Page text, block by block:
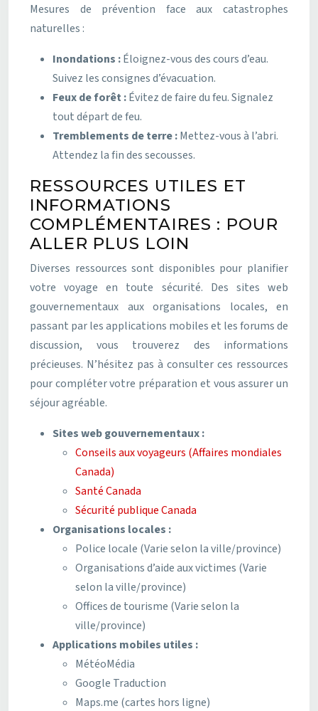
Mesures de prévention face aux catastrophes
naturelles :
Inondations :Éloignez-vous des cours d’eau.
Suivez les consignes d’évacuation.
Feux de forêt :Évitez de faire du feu. Signalez
tout départ de feu.
Tremblements de terre :Mettez-vous à l’abri.
Attendez la fin des secousses.
RESSOURCES UTILES ET
INFORMATIONS
COMPLÉMENTAIRES : POUR
ALLER PLUS LOIN
Diverses ressources sont disponibles pour planifier
votre voyage en toute sécurité. Des sites web
gouvernementaux aux organisations locales, en
passant par les applications mobiles et les forums de
discussion, vous trouverez des informations
précieuses. N’hésitez pas à consulter ces ressources
pour compléter votre préparation et vous assurer un
séjour agréable.
Sites web gouvernementaux :
Conseils aux voyageurs (Affaires mondiales
Canada)
Santé Canada
Sécurité publique Canada
Organisations locales :
Police locale (Varie selon la ville/province)
Organisations d’aide aux victimes (Varie
selon la ville/province)
Offices de tourisme (Varie selon la
ville/province)
Applications mobiles utiles :
MétéoMédia
Google Traduction
Maps.me (cartes hors ligne)